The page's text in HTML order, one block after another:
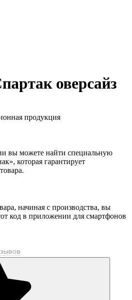
оверсайз
продукция
вы можете найти специальную
которая гарантирует
начиная с производства, вы
код в приложении для смартфонов